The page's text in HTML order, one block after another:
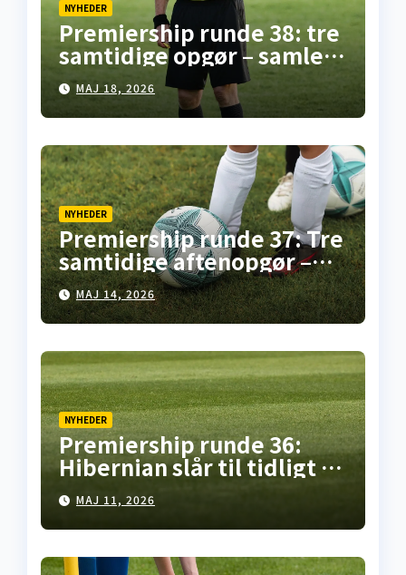
NYHEDER
Premiership runde 38: tre
samtidige opgør – samlet
overblik fra
skotskfodbold.dk
MAJ 18, 2026
NYHEDER
Premiership runde 37: Tre
samtidige aftenopgør –
her er overblikket
MAJ 14, 2026
NYHEDER
Premiership runde 36:
Hibernian slår til tidligt i
Falkirk, pointdeling i
Motherwell – mens
opgøret på Celtic Park står
for døren
MAJ 11, 2026